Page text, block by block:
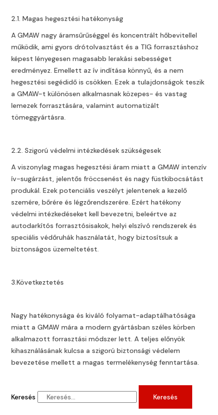
2.1. Magas hegesztési hatékonyság
A GMAW nagy áramsűrűséggel és koncentrált hőbevitellel
működik, ami gyors drótolvasztást és a TIG forrasztáshoz
képest lényegesen magasabb lerakási sebességet
eredményez. Emellett az ív indítása könnyű, és a nem
hegesztési segédidő is csökken. Ezek a tulajdonságok teszik
a GMAW-t különösen alkalmasnak közepes- és vastag
lemezek forrasztására, valamint automatizált
tömeggyártásra.
2.2. Szigorú védelmi intézkedések szükségesek
A viszonylag magas hegesztési áram miatt a GMAW intenzív
ív-sugárzást, jelentős fröccsenést és nagy füstkibocsátást
produkál. Ezek potenciális veszélyt jelentenek a kezelő
szemére, bőrére és légzőrendszerére. Ezért hatékony
védelmi intézkedéseket kell bevezetni, beleértve az
autodarkítós forrasztósisakok, helyi elszívó rendszerek és
speciális védőruhák használatát, hogy biztosítsuk a
biztonságos üzemeltetést.
3.Következtetés
Nagy hatékonysága és kiváló folyamat-adaptálhatósága
miatt a GMAW mára a modern gyártásban széles körben
alkalmazott forrasztási módszer lett. A teljes előnyök
kihasználásának kulcsa a szigorú biztonsági védelem
bevezetése mellett a magas termelékenység fenntartása.
Keresés Keresés